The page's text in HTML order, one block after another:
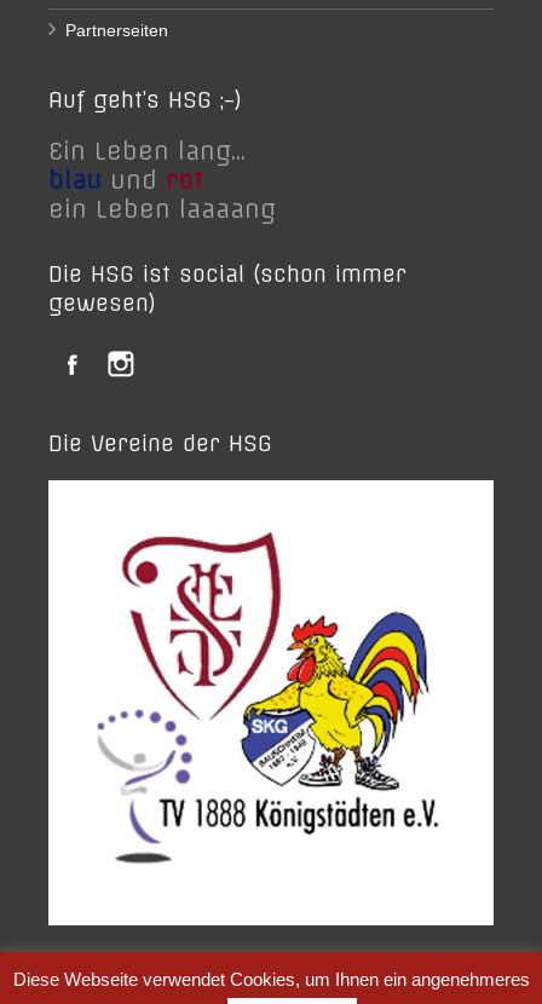
Partnerseiten
Auf geht’s HSG ;-)
Ein Leben lang...
blau und rot
ein Leben laaaang
Die HSG ist social (schon immer
gewesen)
Die Vereine der HSG
MSGHandball.de© 2004 - 2026
Diese Webseite verwendet Cookies, um Ihnen ein angenehmeres